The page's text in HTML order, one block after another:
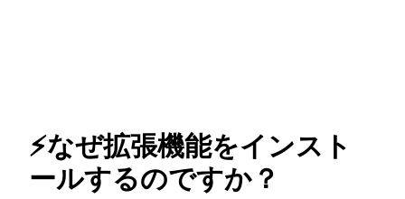
⚡なぜ拡張機能をインスト
ールするのですか？